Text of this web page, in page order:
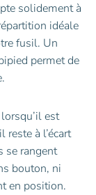
solidement à
idéale
fusil. Un
permet de
est
à l’écart
se rangent
bouton, ni
en position.